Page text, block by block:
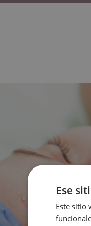
Ese
Este sitio